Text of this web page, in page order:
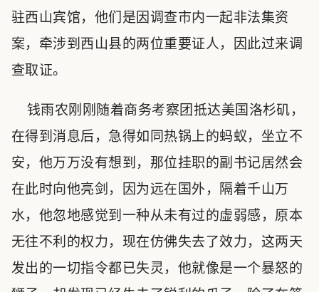
驻西山宾馆，他们是因调查市内一起非法集资
案，牵涉到西山县的两位重要证人，因此过来调
查取证。
钱雨农刚刚随着商务考察团抵达美国洛杉矶，
在得到消息后，急得如同热锅上的蚂蚁，坐立不
安，他万万没有想到，那位挂职的副书记居然会
在此时向他亮剑，因为远在国外，隔着千山万
水，他忽地感觉到一种从未有过的虚弱感，原本
无往不利的权力，现在仿佛失去了效力，这两天
发出的一切指令都已失灵，他就像是一个暴怒的